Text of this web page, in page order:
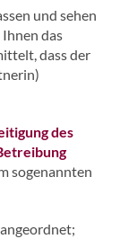
und sehen
das
dass der
des
sogenannten